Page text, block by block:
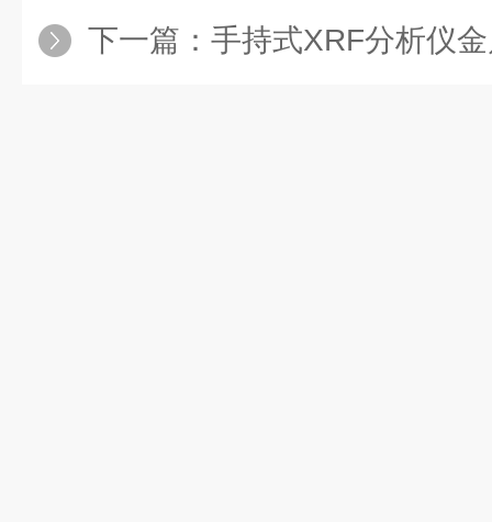
下一篇： 手持式XRF分析仪金属